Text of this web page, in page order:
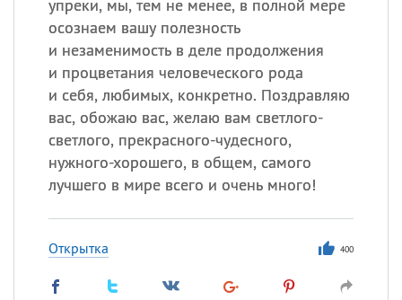
упреки, мы, тем не менее, в полной мере
осознаем вашу полезность
и незаменимость в деле продолжения
и процветания человеческого рода
и себя, любимых, конкретно. Поздравляю
вас, обожаю вас, желаю вам светлого-
светлого, прекрасного-чудесного,
нужного-хорошего, в общем, самого
лучшего в мире всего и очень много!
Открытка 400